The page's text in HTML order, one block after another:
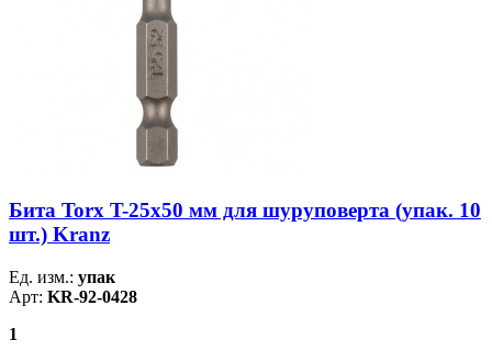
Бита Torx T-25х50 мм для шуруповерта (упак. 10
шт.) Kranz
Ед. изм.: упак
Арт: KR-92-0428
1